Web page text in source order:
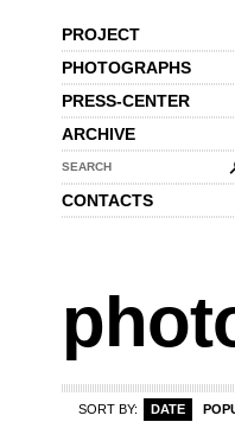
PROJECT
PHOTOGRAPHS
PRESS-CENTER
ARCHIVE
SEARCH
CONTACTS
SORT BY: DATE